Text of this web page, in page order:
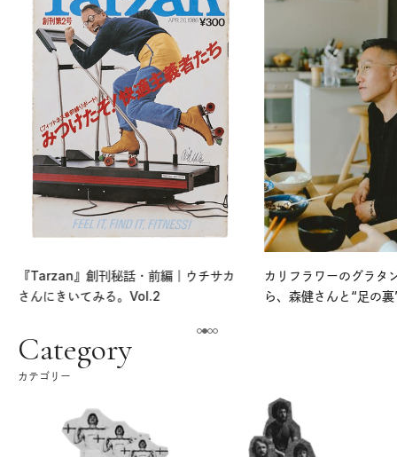
『Tarzan』創刊秘話・前編｜ウチサカ
さんにきいてみる。Vol.2
カリフラワーのグラタ
ら、森健さんと“足の
Category
カテゴリー